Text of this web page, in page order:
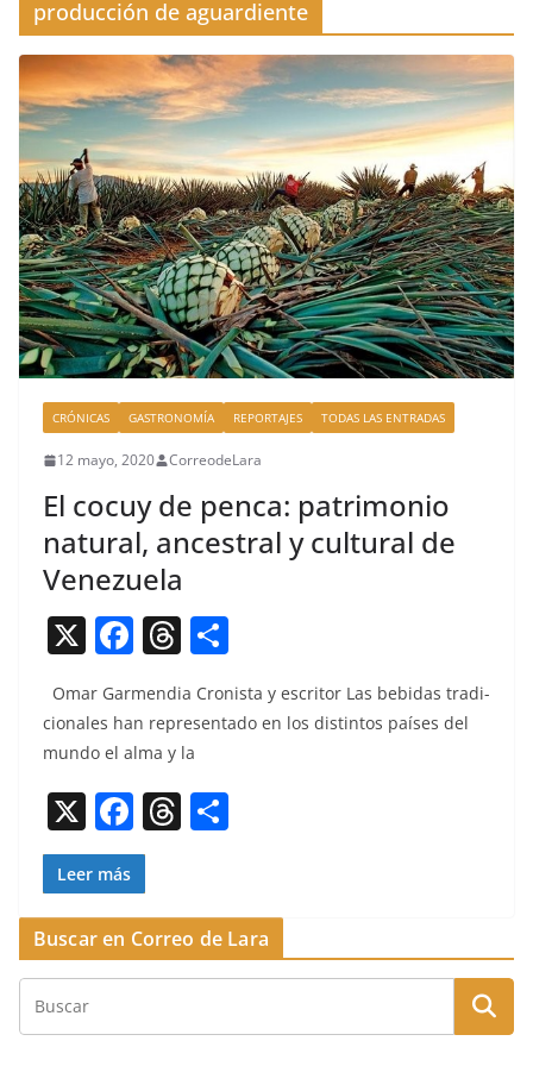
producción de aguardiente
CRÓNICAS GASTRONOMÍA REPORTAJES TODAS LAS ENTRADAS
12 mayo, 2020 CorreodeLara
El cocuy de penca: patrimonio
natural, ancestral y cultural de
Venezuela
X F
c
e
b
o
o
k
T
re
a
d
s
o
m
Omar Gar­men­dia Cro­nista y escritor Las bebidas tradi­
cionales han rep­re­sen­ta­do en los dis­tin­tos país­es del
mun­do el alma y la
X F
a
c
e
b
o
T
a
d
p
ar
Leer más
Buscar en Correo de Lara